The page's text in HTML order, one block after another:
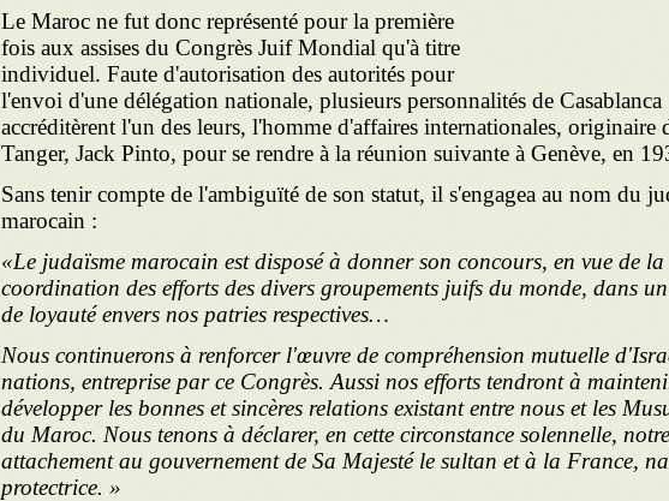
Le Maroc ne fut donc représenté pour la première
fois aux assises du Congrès Juif Mondial qu'à titre
individuel. Faute d'autorisation des autorités pour
l'envoi d'une délégation nationale, plusieurs personnalités de Casablanca
accréditèrent l'un des leurs, l'homme d'affaires internationales, originaire
Tanger, Jack Pinto, pour se rendre à la réunion suivante à Genève, en
Sans tenir compte de l'ambiguïté de son statut, il s'engagea au nom du
marocain :
«Le judaïsme marocain est disposé à donner son concours, en vue de la
coordination des efforts des divers groupements juifs du monde, dans
de loyauté envers nos patries respectives…
Nous continuerons à renforcer l'œuvre de compréhension mutuelle
nations, entreprise par ce Congrès. Aussi nos efforts tendront à
développer les bonnes et sincères relations existant entre nous et les
du Maroc. Nous tenons à déclarer, en cette circonstance solennelle,
attachement au gouvernement de Sa Majesté le sultan et à la France,
protectrice. »